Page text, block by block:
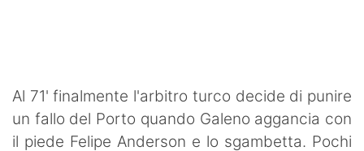
Al 71' finalmente l'arbitro turco decide di punire
un fallo del Porto quando Galeno aggancia con
il piede Felipe Anderson e lo sgambetta. Pochi